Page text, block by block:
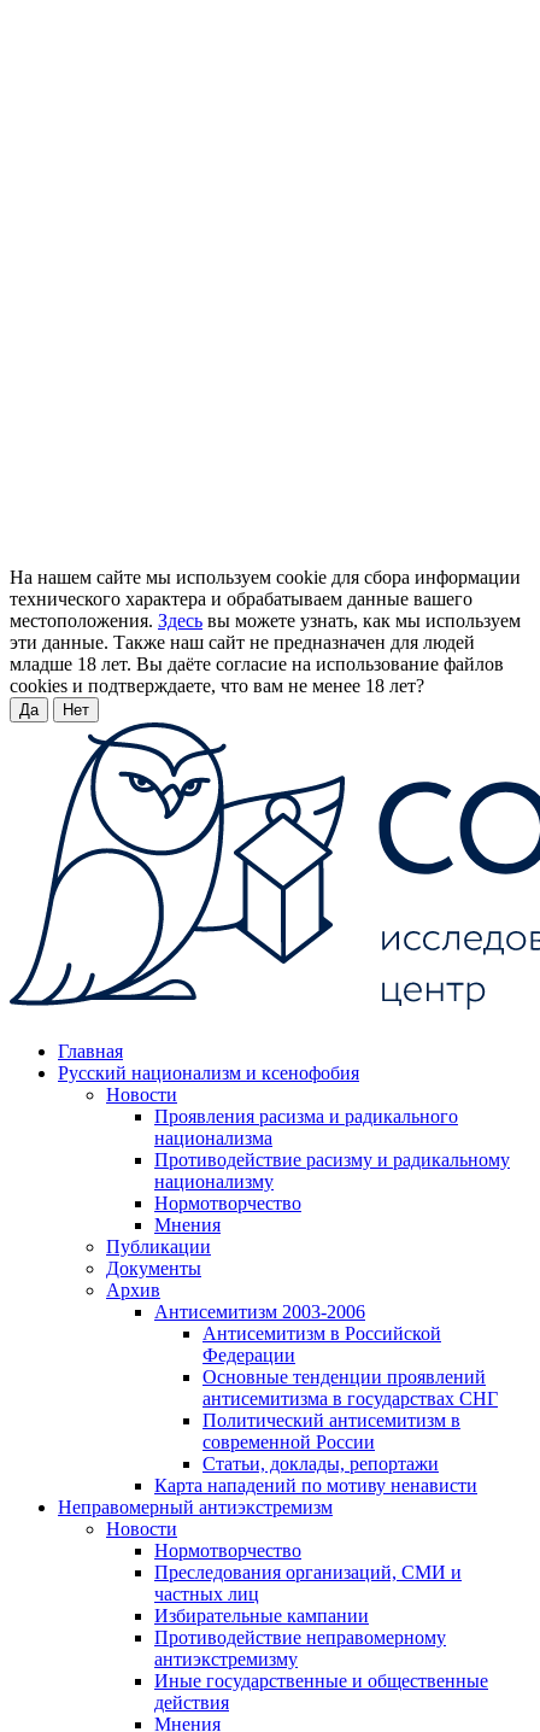
На нашем сайте мы используем cookie для сбора информации
технического характера и обрабатываем данные вашего
местоположения. Здесь вы можете узнать, как мы используем
эти данные. Также наш сайт не предназначен для людей
младше 18 лет. Вы даёте согласие на использование файлов
cookies и подтверждаете, что вам не менее 18 лет?
Да Нет
Главная
Русский национализм и ксенофобия
Новости
Проявления расизма и радикального
национализма
Противодействие расизму и радикальному
национализму
Нормотворчество
Мнения
Публикации
Документы
Архив
Антисемитизм 2003-2006
Антисемитизм в Российской
Федерации
Основные тенденции проявлений
антисемитизма в государствах СНГ
Политический антисемитизм в
современной России
Статьи, доклады, репортажи
Карта нападений по мотиву ненависти
Неправомерный антиэкстремизм
Новости
Нормотворчество
Преследования организаций, СМИ и
частных лиц
Избирательные кампании
Противодействие неправомерному
антиэкстремизму
Иные государственные и общественные
действия
Мнения